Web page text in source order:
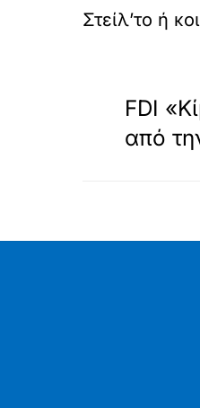
FDI
από